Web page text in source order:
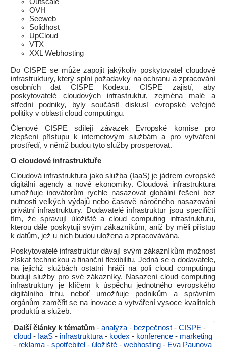
OVH
Seeweb
Solidhost
UpCloud
VTX
XXL Webhosting
Do CISPE se může zapojit jakýkoliv poskytovatel cloudové
infrastruktury, který splní požadavky na ochranu a zpracování
osobních dat CISPE Kodexu. CISPE zajistí, aby
poskytovatelé cloudových infrastruktur, zejména malé a
střední podniky, byly součástí diskusí evropské veřejné
politiky v oblasti cloud computingu.
Členové CISPE sdílejí závazek Evropské komise pro
zlepšení přístupu k internetovým službám a pro vytváření
prostředí, v němž budou tyto služby prosperovat.
O cloudové infrastruktuře
Cloudová infrastruktura jako služba (IaaS) je jádrem evropské
digitální agendy a nové ekonomiky. Cloudová infrastruktura
umožňuje inovátorům rychle nasazovat globální řešení bez
nutnosti velkých výdajů nebo časově náročného nasazování
privátní infrastruktury. Dodavatelé infrastruktur jsou specifičtí
tím, že spravují úložiště a cloud computing infrastrukturu,
kterou dále poskytují svým zákazníkům, aniž by měli přístup
k datům, jež u nich budou uložena a zpracovávána.
Poskytovatelé infrastruktur dávají svým zákazníkům možnost
získat technickou a finanční flexibilitu. Jedná se o dodavatele,
na jejichž službách ostatní hráči na poli cloud computingu
budují služby pro své zákazníky. Nasazení cloud computing
infrastruktury je klíčem k úspěchu jednotného evropského
digitálního trhu, neboť umožňuje podnikům a správním
orgánům zaměřit se na inovace a vytváření vysoce kvalitních
produktů a služeb.
Další články k tématům - analýza- bezpečnost - CISPE -
cloud - IaaS - infrastruktura- kodex - konference - marketing
- reklama- spotřebitel - úložiště - webhosting - Eva Paunova